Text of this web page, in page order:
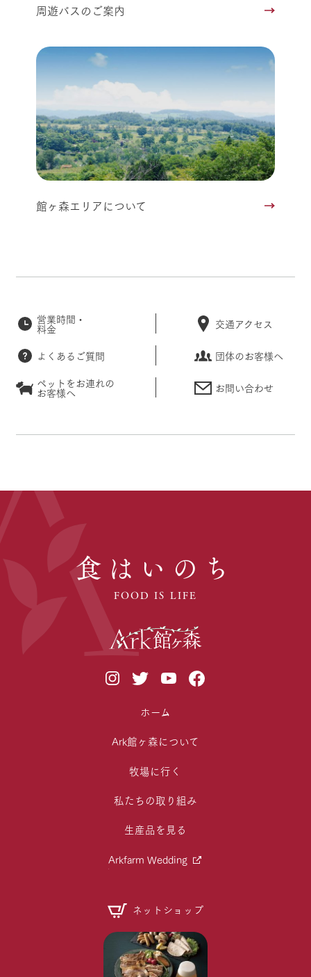
周遊バスのご案内
館ヶ森エリアについて
営業時間・
料金 交通アクセス
よくあるご質問
団体のお客様へ
ペットをお連れの
お客様へ お問い合わせ
食はいのち
FOOD IS LIFE
ホーム
Ark館ヶ森について
牧場に行く
私たちの取り組み
生産品を見る
Arkfarm Wedding
ネットショップ